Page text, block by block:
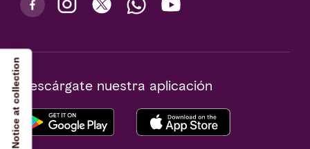
Descárgate nuestra aplicación
Notice at collection